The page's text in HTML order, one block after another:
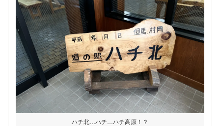
ハチ北…ハチ…ハチ高原！？